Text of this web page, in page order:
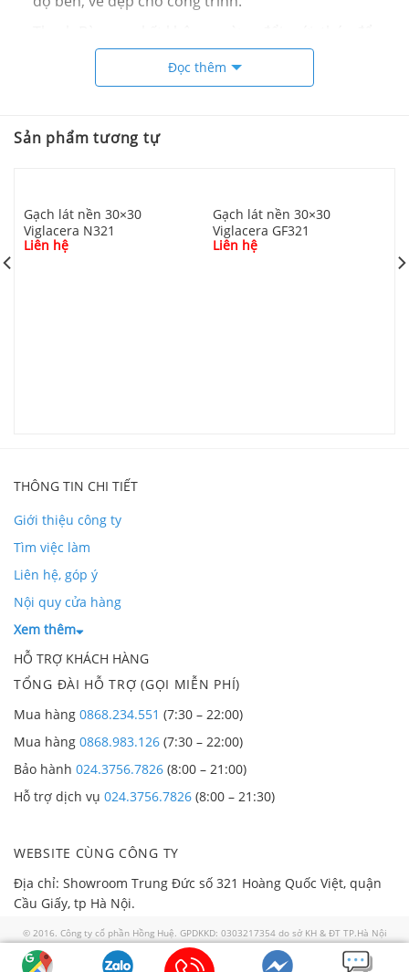
đầu tư một cách toàn diện nhằm phát triển, cung
cấp các sản phẩm – dịch vụ chất lượng cao, giá cả
Video Gạch 30×60 Thạch Bàn FDB36 4003.2
Đọc thêm
Sản phẩm tương tự
Gạch lát nền 30×30
Viglacera N321
Liên hệ
Gạch lát nền 30×30
Viglacera GF321
Liên hệ
THÔNG TIN CHI TIẾT
Giới thiệu công ty
Tìm việc làm
Liên hệ, góp ý
Nội quy cửa hàng
Xem thêm
HỖ TRỢ KHÁCH HÀNG
TỔNG ĐÀI HỖ TRỢ (GỌI MIỄN PHÍ)
Mua hàng 0868.234.551 (7:30 – 22:00)
Mua hàng 0868.983.126 (7:30 – 22:00)
Bảo hành 024.3756.7826 (8:00 – 21:00)
Hỗ trợ dịch vụ 024.3756.7826 (8:00 – 21:30)
WEBSITE CÙNG CÔNG TY
Địa chỉ: Showroom Trung Đức số 321 Hoàng Quốc Việt, quận
Cầu Giấy, tp Hà Nội.
© 2016. Công ty cổ phần Hồng Huệ. GPDKKD: 0303217354 do sở KH & ĐT TP.Hà Nội
cấp ngày 02/01/2008. GP số 57/GP-TTĐT do Sở TTTT TP HN cấp ngày 30/07/2018. Địa
chỉ: 321 Hoàng Quốc Việt, quận Cầu Giấy thành phố Hà Nội. Điện thoại: 0868 986 829.